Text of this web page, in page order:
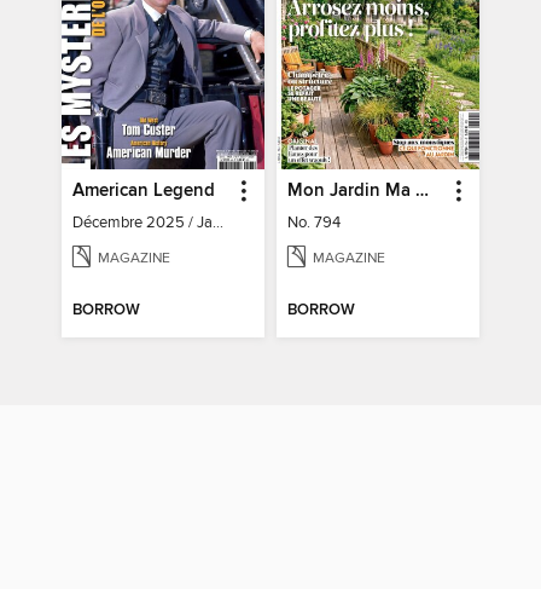
American Legend
Décembre 2025 / Janvier / Février 2026
MAGAZINE
BORROW
Mon Jardin Ma Maison
No. 794
MAGAZINE
BORROW